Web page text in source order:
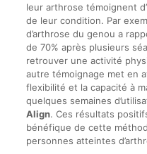
leur arthrose témoignent
de leur condition. Par
d’arthrose du genou a
de 70% après plusieurs
retrouver une activité
autre témoignage met en
flexibilité et la capacité à
quelques semaines
Align. Ces résultats
bénéfique de cette
personnes atteintes